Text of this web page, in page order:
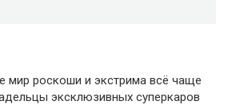
мир роскоши и экстрима всё чаще
эксклюзивных суперкаров